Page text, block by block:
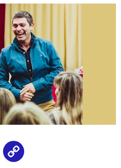
Email